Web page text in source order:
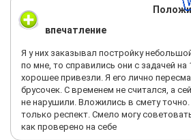
впечатление
Я у них заказывал постройку
по мне, то справились они с задачей на
хорошее привезли. Я его лично
брусочек. С временем не считался, а
не нарушили. Вложились в смету
только респект. Смело могу
как проверено на себе